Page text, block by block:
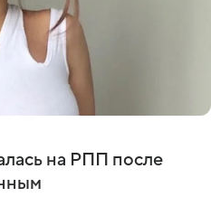
на РПП после